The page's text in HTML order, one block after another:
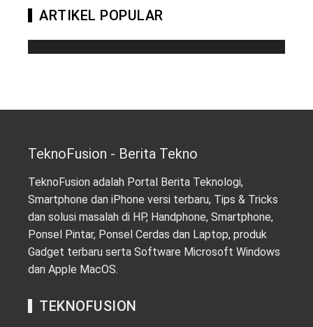
ARTIKEL POPULAR
TeknoFusion - Berita Tekno
TeknoFusion adalah Portal Berita Teknologi,
Smartphone dan iPhone versi terbaru, Tips & Tricks
dan solusi masalah di HP, Handphone, Smartphone,
Ponsel Pintar, Ponsel Cerdas dan Laptop, produk
Gadget terbaru serta Software Microsoft Windows
dan Apple MacOS.
TEKNOFUSION